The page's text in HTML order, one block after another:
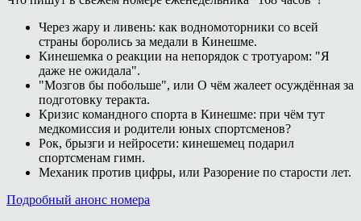
Через жару и ливень: как водномоторники со всей
страны боролись за медали в Кинешме.
Кинешемка о реакции на непорядок с тротуаром: "Я
даже не ожидала".
"Мозгов бы побольше", или О чём жалеет осуждённая за
подготовку теракта.
Кризис командного спорта в Кинешме: при чём тут
медкомиссия и родители юных спортсменов?
Рок, брызги и нейросети: кинешемец подарил
спортсменам гимн.
Механик против цифры, или Разорение по старости лет.
Подробный анонс номера